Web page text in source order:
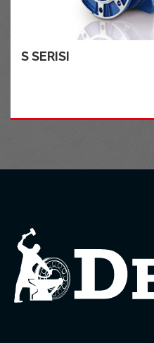
S SERISI